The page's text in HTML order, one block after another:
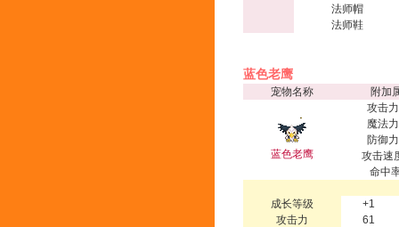
法师帽
法师鞋
蓝色老鹰
宠物名称 附加
蓝色老鹰
攻击
魔法
防御
攻击速
命中
成长等级
+1
攻击力
61